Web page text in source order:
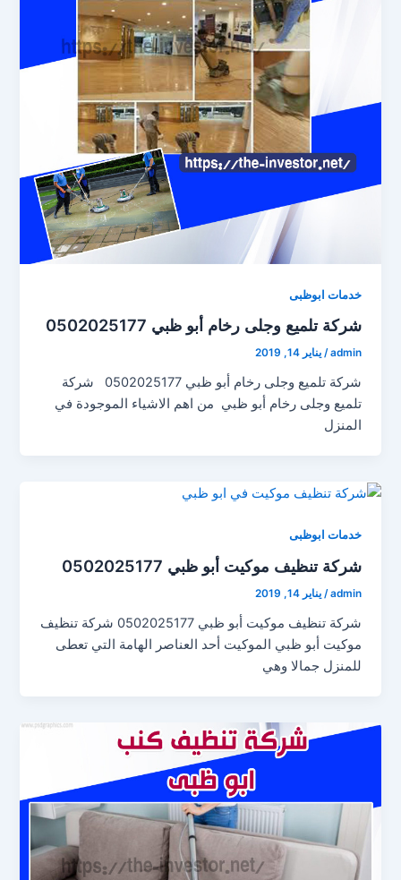
خدمات ابوظبى
شركة تلميع وجلى رخام أبو ظبي 0502025177
admin
/يناير 14, 2019
شركة تلميع وجلى رخام أبو ظبي 0502025177 شركة
تلميع وجلى رخام أبو ظبي من اهم الاشياء الموجودة في
المنزل
خدمات ابوظبى
شركة تنظيف موكيت أبو ظبي 0502025177
admin
/يناير 14, 2019
شركة تنظيف موكيت أبو ظبي 0502025177 شركة تنظيف
موكيت أبو ظبي الموكيت أحد العناصر الهامة التي تعطى
للمنزل جمالا وهي